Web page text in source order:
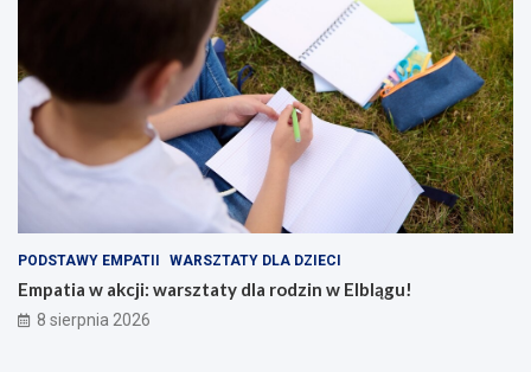
PODSTAWY EMPATII WARSZTATY DLA DZIECI
Empatia w akcji: warsztaty dla rodzin w Elblągu!
8 sierpnia 2026